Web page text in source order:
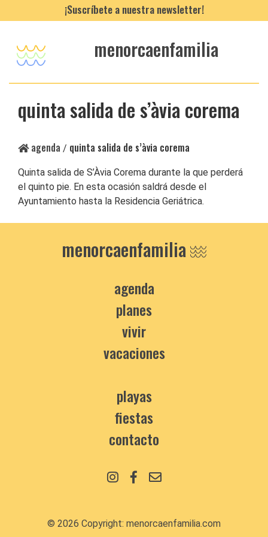
¡Suscríbete a nuestra newsletter!
menorcaenfamilia
quinta salida de s’àvia corema
agenda / quinta salida de s’àvia corema
Quinta salida de S’Àvia Corema durante la que perderá
el quinto pie. En esta ocasión saldrá desde el
Ayuntamiento hasta la Residencia Geriátrica.
menorcaenfamilia
agenda
planes
vivir
vacaciones
playas
fiestas
contacto
© 2026 Copyright: menorcaenfamilia.com